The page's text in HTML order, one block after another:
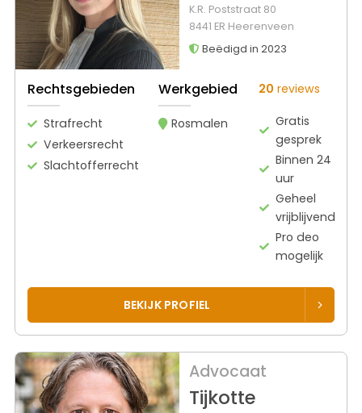
K.R. Poststraat 80
8441 ER Heerenveen
Beëdigd in 2023
Rechtsgebieden
Strafrecht
Verkeersrecht
Slachtofferrecht
Werkgebied
Rosmalen
20 reviews
Gratis
gesprek
Binnen 24
uur
Geheel
vrijblijvend
Pro deo
mogelijk
BEKIJK PROFIEL
Advocaat
Tijkotte